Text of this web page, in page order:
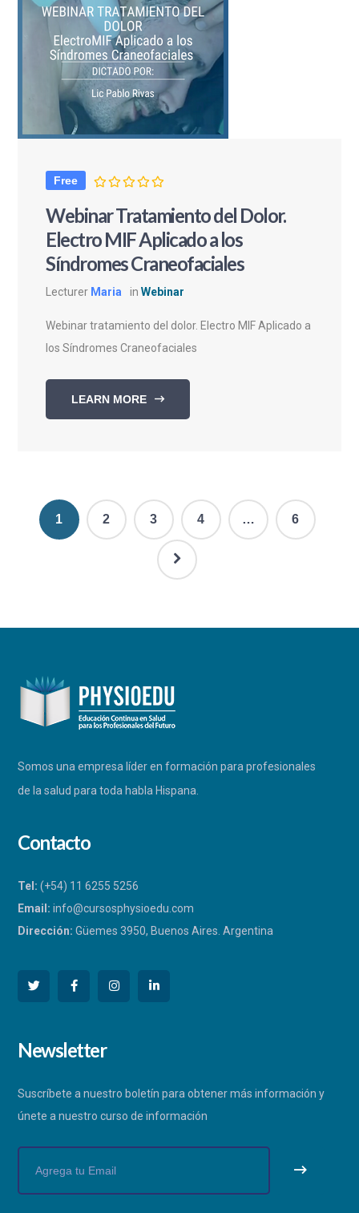
Free
Webinar Tratamiento del Dolor.
Electro MIF Aplicado a los
Síndromes Craneofaciales
Lecturer Maria inWebinar
Webinar tratamiento del dolor. Electro MIF Aplicado a
los Síndromes Craneofaciales
LEARN MORE
1 2 3 4 … 6
Somos una empresa líder en formación para profesionales
de la salud para toda habla Hispana.
Respondemos a la brevedad
Contacto
Tel: (+54) 11 6255 5256
Email: info@cursosphysioedu.com
Dirección: Güemes 3950, Buenos Aires. Argentina
Newsletter
Suscríbete a nuestro boletín para obtener más información y
únete a nuestro curso de información